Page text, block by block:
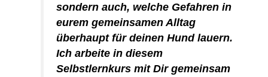
sondern auch, welche Gefahren in
eurem gemeinsamen Alltag
überhaupt für deinen Hund lauern.
Ich arbeite in diesem
Selbstlernkurs mit Dir gemeinsam